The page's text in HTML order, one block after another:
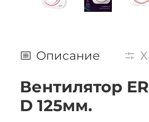
Описание
Вентилятор
D 125мм.